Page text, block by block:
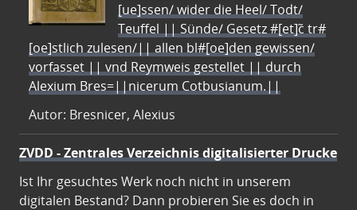
[ue]ssen/ wider die Heel/ Todt/
Teuffel || Sünde/ Gesetz #[et]c̃ tr#
[oe]stlich zulesen/|| allen bl#[oe]den gewissen/
vorfasset || vnd Reymweis gestellet || durch
Alexium Bres=||nicerum Cotbusianum.||
Autor: Bresnicer, Alexius
ZVDD - Zentrales Verzeichnis digitalisierter Drucke
Ist Ihr gesuchtes Werk noch nicht in unserem
digitalen Bestand? Dann probieren Sie es doch in